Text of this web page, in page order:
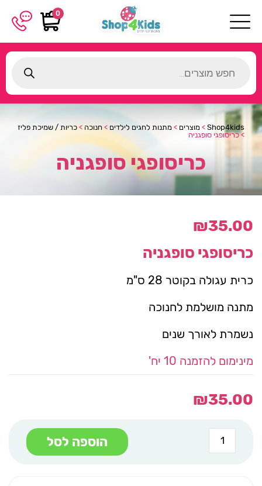
0
search
Shop4kids
> מוצרים > מתנות לחגים לילדים > חנוכה > כריות / שמיכת פליז
>כריסופגי סופגניה
כריסופגי סופגניה
₪35.00
כריסופגי סופגניה
כרית עגולה בקוטר 28 ס"מ
מתנה מושלמת לחנוכה
נשמרת לאורך שנים
מינימום להזמנה 10 יח'
₪35.00
כמות
של
כריסופגי
הוספה לסל